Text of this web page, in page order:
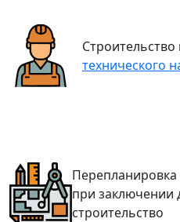
технического
Перепланировка
при заключении
строительство